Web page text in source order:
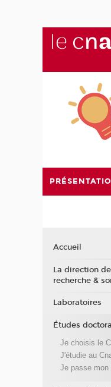
Accueil
La direction
recherche &
Laboratoires
Études
Je choisis le
J'étudie au
Je passe mon